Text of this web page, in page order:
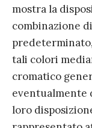
mostra la
combinazione
tali colori
cromatico
eventualmente
loro